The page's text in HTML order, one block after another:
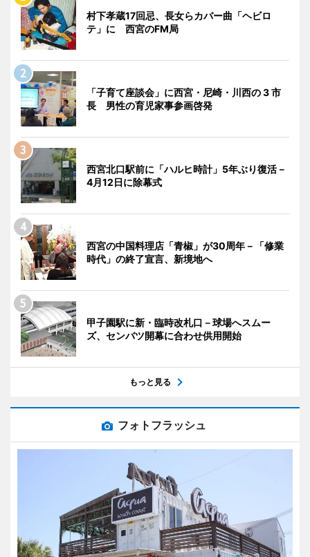
村下孝蔵17回忌、長女らカバー曲「ヘビロ
テ」に 西宮のFM局
「子育て座談会」に西宮・尼崎・川西の 3 市
長 男性の育児家事参画啓発
西宮北口駅前に「ハルヒ時計」5年ぶり復活－
4月12日に除幕式
西宮の中国料理店「青椒」が30周年－「修業
時代」の終了宣言、新境地へ
甲子園駅に新・臨時改札口－球場へスムー
ズ、センバツ開幕に合わせ供用開始
もっと見る
フォトフラッシュ